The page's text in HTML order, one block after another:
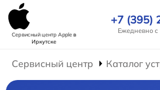
Сервисный центр Appleв
Иркутске
+7 (395)
Ежедневно
Сервисный центр Каталог